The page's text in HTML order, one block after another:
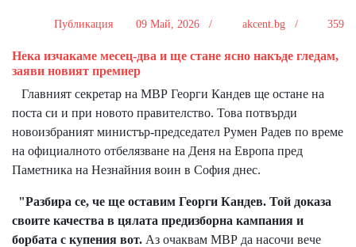
Публикация 09 Май, 2026 / akcent.bg / 359
Нека изчакаме месец-два и ще стане ясно накъде гледам,
заяви новият премиер
Главният секретар на МВР Георги Кандев ще остане на
поста си и при новото правителство. Това потвърди
новоизбраният министър-председател Румен Радев по време
на официалното отбелязване на Деня на Европа пред
Паметника на Незнайния воин в София днес.
"Разбира се, че ще оставим Георги Кандев. Той доказа
своите качества в цялата предизборна кампания и
борбата с купения вот. Аз очаквам МВР да насочи вече